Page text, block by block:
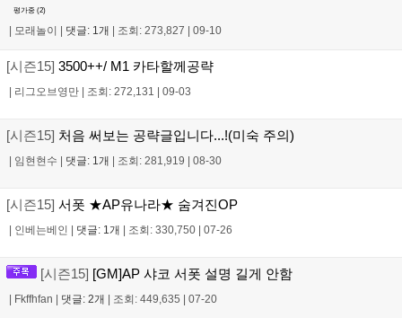
평가중 (2)
모래놀이 댓글: 1개 조회: 273,827 09-10
[시즌15] 3500++/ M1 카타할께공략
리그오브영만 조회: 272,131 09-03
[시즌15] 처음 써보는 공략글입니다...!(미숙 주의)
임현현수 댓글: 1개 조회: 281,919 08-30
[시즌15] 서폿 ★AP유나라★ 숨겨진OP
인베는베인 댓글: 1개 조회: 330,750 07-26
[시즌15] [GM]AP 샤코 서폿 설명 길게 안함
Fkffhfan 댓글: 2개 조회: 449,635 07-20